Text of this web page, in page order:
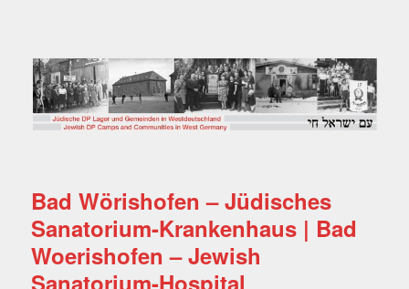
Jüdische DP Lager und
Gemeinden in
Westdeutschland
Bad Wörishofen – Jüdisches
Sanatorium-Krankenhaus | Bad
Woerishofen – Jewish